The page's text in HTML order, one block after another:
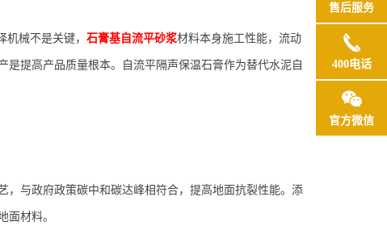
械不是关键， 石膏基自流平砂浆材料本身施工性能，流动
是提高产品质量根本。 自流平隔声保温石膏作为替代水泥 自
，与政府政策碳中和碳达峰相符合，提高地面抗裂性能。添
面材料。
售后服务
400电话
官方微信